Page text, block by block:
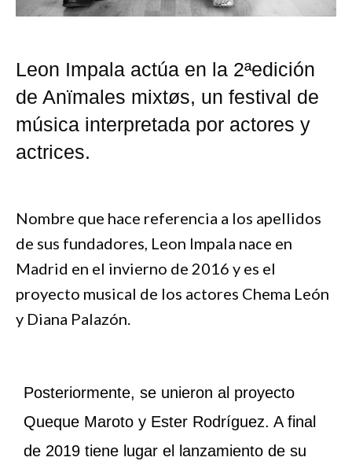
Leon Impala actúa en la 2ªedición
de Anïmales mixtøs, un festival de
música interpretada por actores y
actrices.
Nombre que hace referencia a los apellidos
de sus fundadores, Leon Impala nace en
Madrid en el invierno de 2016 y es el
proyecto musical de los actores Chema León
y Diana Palazón.
Posteriormente, se unieron al proyecto
Queque Maroto y Ester Rodríguez. A final
de 2019 tiene lugar el lanzamiento de su